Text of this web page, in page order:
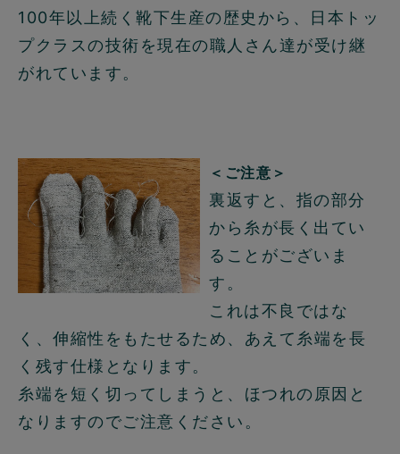
100年以上続く靴下生産の歴史から、日本トッ
プクラスの技術を現在の職人さん達が受け継
がれています。
＜ご注意＞
裏返すと、指の部分
から糸が長く出てい
ることがございま
す。
これは不良ではな
く、伸縮性をもたせるため、あえて糸端を長
く残す仕様となります。
糸端を短く切ってしまうと、ほつれの原因と
なりますのでご注意ください。